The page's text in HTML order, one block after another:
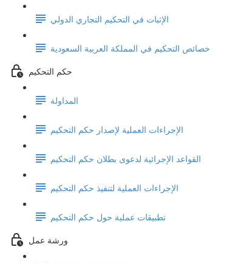
الإثبات في التحكيم التجاري الدولي
خصائص التحكيم في المملكة العربية السعودية
حكم التحكيم
المداولة
الإجراءات العملية لإصدار حكم التحكيم
القواعد الإجرائية لدعوى بطلان حكم التحكيم
الإجراءات العملية لتنفيذ حكم التحكيم
تطبيقات عملية حول حكم التحكيم
ورشة عمل